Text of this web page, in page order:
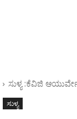
ಸುಳ್ಯ :ಕೆವಿಜಿ
ಸುಳ್ಯ